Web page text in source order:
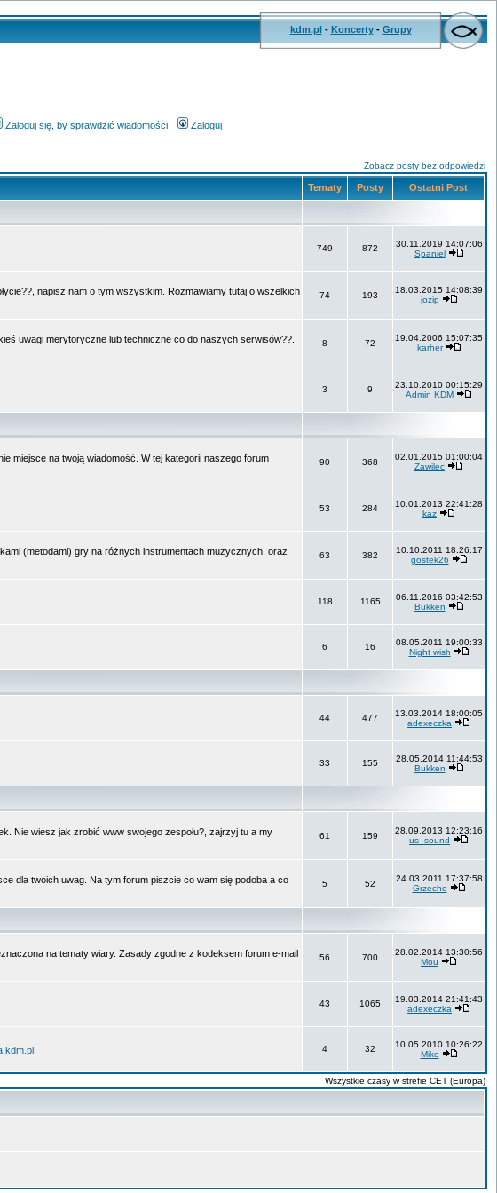
kdm.pl- Koncerty- Grupy
Zaloguj się, by sprawdzić wiadomości Zaloguj
Zobacz posty bez odpowiedzi
Tematy Posty Ostatni Post
749 872
30.11.2019 14:07:06
Spaniel
napisz nam o tym wszystkim. Rozmawiamy tutaj o wszelkich
74 193
18.03.2015 14:08:39
jozip
uwagi merytoryczne lub techniczne co do naszych serwisów??.
8 72
19.04.2006 15:07:35
karher
3 9
23.10.2010 00:15:29
Admin KDM
miejsce na twoją wiadomość. W tej kategorii naszego forum
90 368
02.01.2015 01:00:04
Zawilec
53 284
10.01.2013 22:41:28
kaz
(metodami) gry na różnych instrumentach muzycznych, oraz
63 382
10.10.2011 18:26:17
gostek26
118 1165
06.11.2016 03:42:53
Bukken
6 16
08.05.2011 19:00:33
Night wish
44 477
13.03.2014 18:00:05
adexeczka
33 155
28.05.2014 11:44:53
Bukken
Nie wiesz jak zrobić www swojego zespołu?, zajrzyj tu a my
61 159
28.09.2013 12:23:16
us_sound
dla twoich uwag. Na tym forum piszcie co wam się podoba a co
5 52
24.03.2011 17:37:58
Grzecho
na tematy wiary. Zasady zgodne z kodeksem forum e-mail
56 700
28.02.2014 13:30:56
Mou
43 1065
19.03.2014 21:41:43
adexeczka
4 32
10.05.2010 10:26:22
Mike
Wszystkie czasy w strefie CET (Europa)